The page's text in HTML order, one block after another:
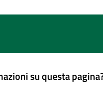
su questa